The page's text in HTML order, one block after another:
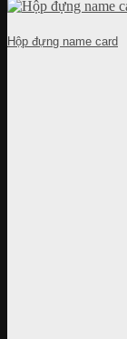
Hộp đựng name card